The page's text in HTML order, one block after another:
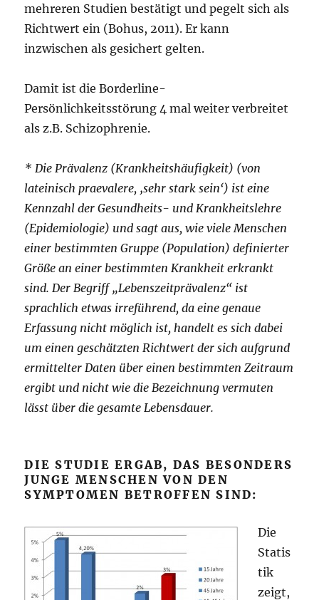
mehreren Studien bestätigt und pegelt sich als
Richtwert ein (Bohus, 2011). Er kann
inzwischen als gesichert gelten.
Damit ist die Borderline-
Persönlichkeitsstörung 4 mal weiter verbreitet
als z.B. Schizophrenie.
* Die Prävalenz (Krankheitshäufigkeit) (von
lateinisch praevalere, ‚sehr stark sein‘) ist eine
Kennzahl der Gesundheits- und Krankheitslehre
(Epidemiologie) und sagt aus, wie viele Menschen
einer bestimmten Gruppe (Population) definierter
Größe an einer bestimmten Krankheit erkrankt
sind. Der Begriff „Lebenszeitprävalenz“ ist
sprachlich etwas irreführend, da eine genaue
Erfassung nicht möglich ist, handelt es sich dabei
um einen geschätzten Richtwert der sich aufgrund
ermittelter Daten über einen bestimmten Zeitraum
ergibt und nicht wie die Bezeichnung vermuten
lässt über die gesamte Lebensdauer.
DIE STUDIE ERGAB, DAS BESONDERS
JUNGE MENSCHEN VON DEN
SYMPTOMEN BETROFFEN SIND:
Die
Statis
tik
zeigt,